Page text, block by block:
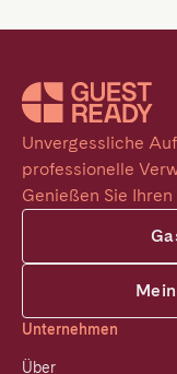
Unvergessliche
professionelle
Genießen Sie
Unternehmen
Über